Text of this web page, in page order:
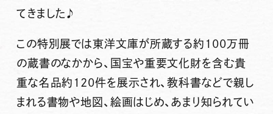
てきました♪
この特別展では東洋文庫が所蔵する約100万冊
の蔵書のなかから、国宝や重要文化財を含む貴
重な名品約120件を展示され、教科書などで親し
まれる書物や地図、絵画はじめ、あまり知られてい